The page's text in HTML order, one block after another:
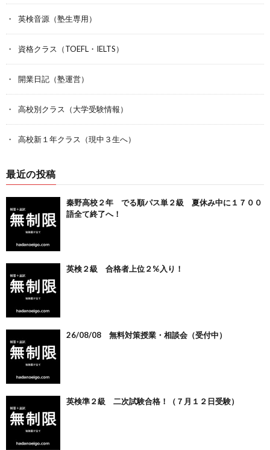
英検音源（塾生専用）
資格クラス（TOEFL・IELTS）
開業日記（塾運営）
高校別クラス（大学受験情報）
高校新１年クラス（現中３生へ）
最近の投稿
秦野高校２年 でる順パス単２級 夏休み中に１７００
語全て終了へ！
英検２級 合格者上位２%入り！
26/08/08 無料対策授業・相談会（受付中）
英検準２級 二次試験合格！（７月１２日受験）